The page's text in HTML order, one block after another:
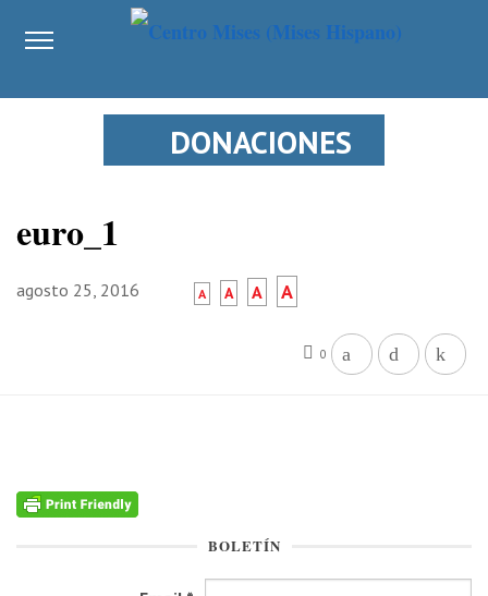
DONACIONES
euro_1
agosto 25, 2016 A A A A
0
BOLETÍN